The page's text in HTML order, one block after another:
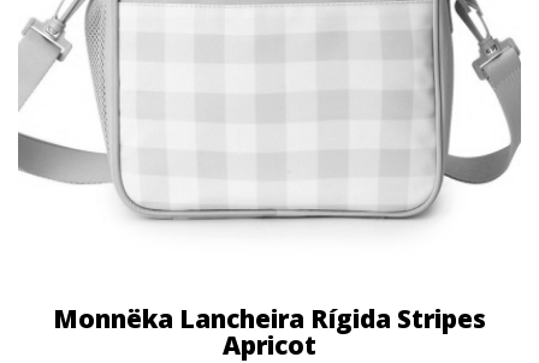
Monnëka Lancheira Rígida Stripes
Apricot